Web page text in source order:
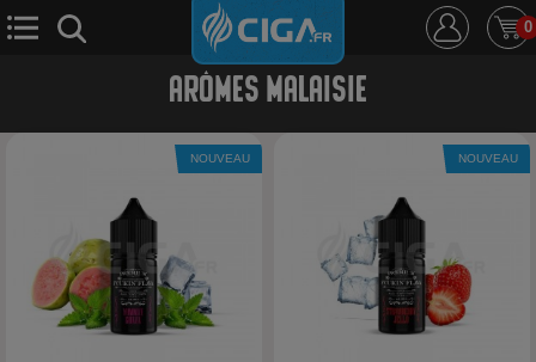
0
E-Liquide
Cbd Nouveautés
Ciga +
ARÔMES MALAISIE
NOUVEAU NOUVEAU